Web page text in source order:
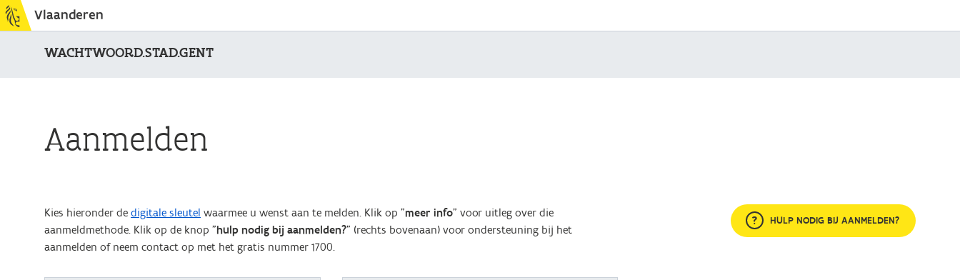
Vlaanderen
WACHTWOORD.STAD.GENT
Aanmelden
Kies hieronder de digitale sleutel waarmee u wenst aan te melden. Klik op "meer info" voor uitleg over die
aanmeldmethode. Klik op de knop "hulp nodig bij aanmelden?" (rechts bovenaan) voor ondersteuning bij het
aanmelden of neem contact op met het gratis nummer 1700.
HULP NODIG BIJ AANMELDEN?